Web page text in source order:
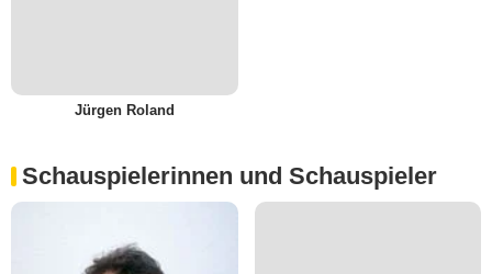
Jürgen Roland
Schauspielerinnen und Schauspieler